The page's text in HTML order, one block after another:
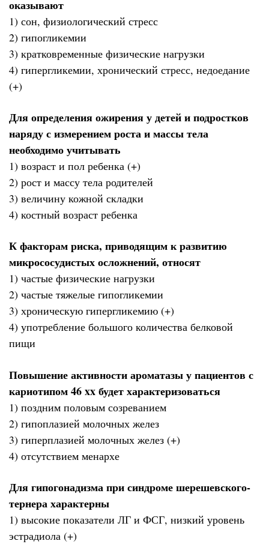
оказывают
1) сон, физиологический стресс
2) гипогликемии
3) кратковременные физические нагрузки
4) гипергликемии, хронический стресс, недоедание
(+)
Для определения ожирения у детей и подростков
наряду с измерением роста и массы тела
необходимо учитывать
1) возраст и пол ребенка (+)
2) рост и массу тела родителей
3) величину кожной складки
4) костный возраст ребенка
К факторам риска, приводящим к развитию
микрососудистых осложнений, относят
1) частые физические нагрузки
2) частые тяжелые гипогликемии
3) хроническую гипергликемию (+)
4) употребление большого количества белковой
пищи
Повышение активности ароматазы у пациентов с
кариотипом 46 xx будет характеризоваться
1) поздним половым созреванием
2) гипоплазией молочных желез
3) гиперплазией молочных желез (+)
4) отсутствием менархе
Для гипогонадизма при синдроме шерешевского-
тернера характерны
1) высокие показатели ЛГ и ФСГ, низкий уровень
эстрадиола (+)